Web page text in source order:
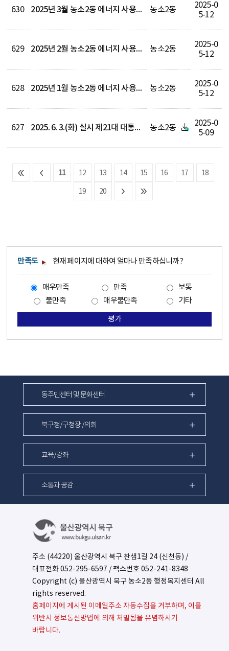
630 2025년 3월 농소2동 에너지 사용량(전기, 수도) 농소2동
2025-0
5-12
629 2025년 2월 농소2동 에너지 사용량(전기, 수도) 농소2동
2025-0
5-12
628 2025년 1월 농소2동 에너지 사용량(전기, 수도) 농소2동
2025-0
5-12
627 2025. 6. 3.(화) 실시 제21대 대통령선거 거주불명등록자 선거참여 안내 농소2동
2025-0
5-09
11 12 13 14 15 16 17 18
19 20
만족도 현재 페이지에 대하여 얼마나 만족하십니까?
매우만족 만족
보통
불만족
매우불만족 기타
평가
동주민센터 및 문화센터
북구청/구청장 /의회
교육/강좌
소통과 공감
주소 (44220) 울산광역시 북구 찬샘1길 24 (신천동) /
대표전화052-295-6597 / 팩스번호 052-241-8348
Copyright (c) 울산광역시 북구 농소2동 행정복지센터 All
rights reserved.
홈페이지에 게시된 이메일주소 자동수집을 거부하며, 이를
위반시 정보통신망법에 의해 처벌됨을 유념하시기
바랍니다.